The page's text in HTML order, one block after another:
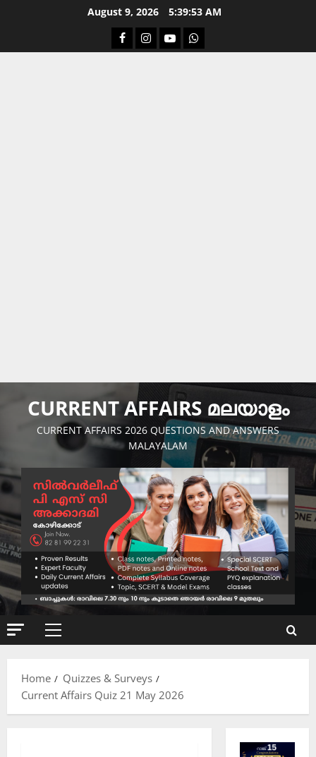
August 9, 2026 5:39:53 AM
Facebook
Instagram
YoutubeWhatsapp
CURRENT AFFAIRS മലയാളം
CURRENT AFFAIRS 2026 QUESTIONS AND ANSWERS
MALAYALAM
Primary
Home
Quizzes & Surveys
Current Affairs Quiz 21 May 2026